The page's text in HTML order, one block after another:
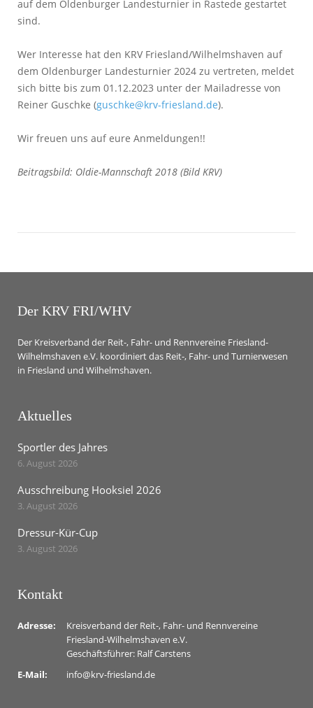
auf dem Oldenburger Landesturnier in Rastede gestartet
sind.
Wer Interesse hat den KRV Friesland/Wilhelmshaven auf
dem Oldenburger Landesturnier 2024 zu vertreten, meldet
sich bitte bis zum 01.12.2023 unter der Mailadresse von
Reiner Guschke (guschke@krv-friesland.de).
Wir freuen uns auf eure Anmeldungen!!
Beitragsbild: Oldie-Mannschaft 2018 (Bild KRV)
Der KRV FRI/WHV
Der Kreisverband der Reit-, Fahr- und Rennvereine Friesland-
Wilhelmshaven e.V. koordiniert das Reit-, Fahr- und Turnierwesen
in Friesland und Wilhelmshaven.
Aktuelles
Sportler des Jahres
6. August 2026
Ausschreibung Hooksiel 2026
3. August 2026
Dressur-Kür-Cup
3. August 2026
Kontakt
Adresse:
Kreisverband der Reit-, Fahr- und Rennvereine
Friesland-Wilhelmshaven e.V.
Geschäftsführer: Ralf Carstens
E-Mail:
info@krv-friesland.de